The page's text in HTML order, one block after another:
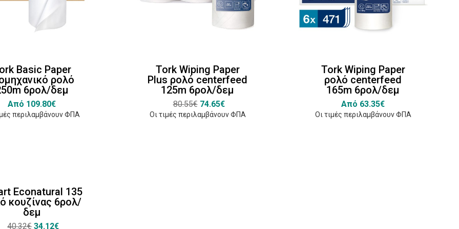
Basic Paper
ρολό
6ρολ/δεμ
Από 109.80€
περιλαμβάνουν ΦΠΑ
Tork Wiping Paper
Plus ρολό centerfeed
125m 6ρολ/δεμ
80.55€ 74.65€
Οι τιμές περιλαμβάνουν ΦΠΑ
Tork Wiping Paper
ρολό centerfeed
165m 6ρολ/δεμ
Από 63.35€
Οι τιμές περιλαμβάνουν ΦΠΑ
Econatural 135
κουζίνας 6ρολ/
δεμ
40.32€ 34.12€